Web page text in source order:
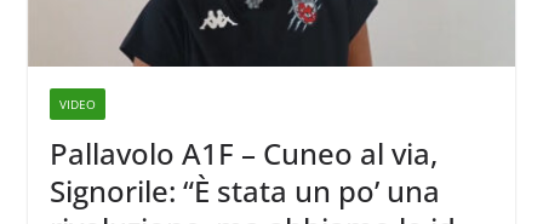
VIDEO
Pallavolo A1F – Cuneo al via,
Signorile: “È stata un po’ una